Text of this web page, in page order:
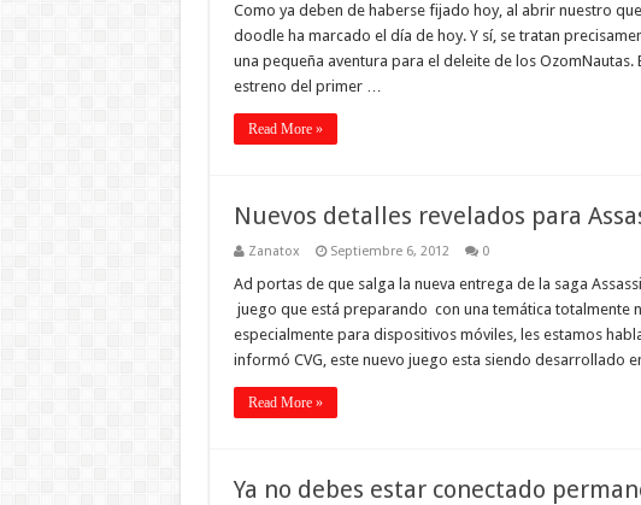
Como ya deben de haberse fijado hoy, al abrir nuestro
doodle ha marcado el día de hoy. Y sí, se tratan
una pequeña aventura para el deleite de los OzomNautas.
estreno del primer …
Read More »
Nuevos detalles revelados para
Zanatox Septiembre 6, 2012 0
Ad portas de que salga la nueva entrega de la saga
juego que está preparando con una temática totalmente
especialmente para dispositivos móviles, les estamos
informó CVG, este nuevo juego esta siendo desarrollado
Read More »
Ya no debes estar conectado